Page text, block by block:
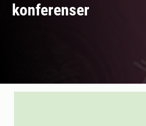
konferenser